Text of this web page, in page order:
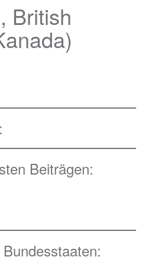
British
Beiträgen: